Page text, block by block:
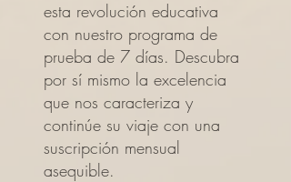
esta revolución educativa
con nuestro programa de
prueba de 7 días. Descubra
por sí mismo la excelencia
que nos caracteriza y
continúe su viaje con una
suscripción mensual
asequible.